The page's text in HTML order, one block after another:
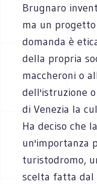
Brugnaro
ma un
domanda è
della propria
maccheroni o
dell'istruzione
di Venezia la
Ha deciso che
un'importanza
turistodromo,
scelta fatta dal